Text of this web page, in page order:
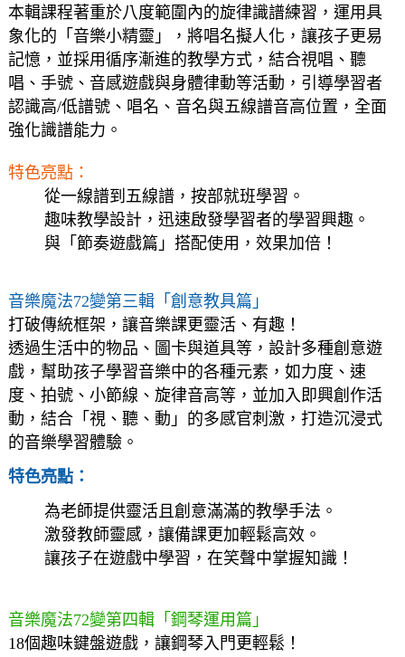
本輯課程著重於八度範圍內的旋律識譜練習，運用具
象化的「音樂小精靈」，將唱名擬人化，讓孩子更易
記憶，並採用循序漸進的教學方式，結合視唱、聽
唱、手號、音感遊戲與身體律動等活動，引導學習者
認識高/低譜號、唱名、音名與五線譜音高位置，全面
強化識譜能力。
特色亮點：
從一線譜到五線譜，按部就班學習。
趣味教學設計，迅速啟發學習者的學習興趣。
與「節奏遊戲篇」搭配使用，效果加倍！
音樂魔法72變第三輯「創意教具篇」
打破傳統框架，讓音樂課更靈活、有趣！
透過生活中的物品、圖卡與道具等，設計多種創意遊
戲，幫助孩子學習音樂中的各種元素，如力度、速
度、拍號、小節線、旋律音高等，並加入即興創作活
動，結合「視、聽、動」的多感官刺激，打造沉浸式
的音樂學習體驗。
特色亮點：
為老師提供靈活且創意滿滿的教學手法。
激發教師靈感，讓備課更加輕鬆高效。
讓孩子在遊戲中學習，在笑聲中掌握知識！
音樂魔法72變第四輯「鋼琴運用篇」
18個趣味鍵盤遊戲，讓鋼琴入門更輕鬆！